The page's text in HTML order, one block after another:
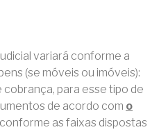
variará conforme a
(se móveis ou imóveis):
para esse tipo de
de acordo com o
conforme as faixas dispostas